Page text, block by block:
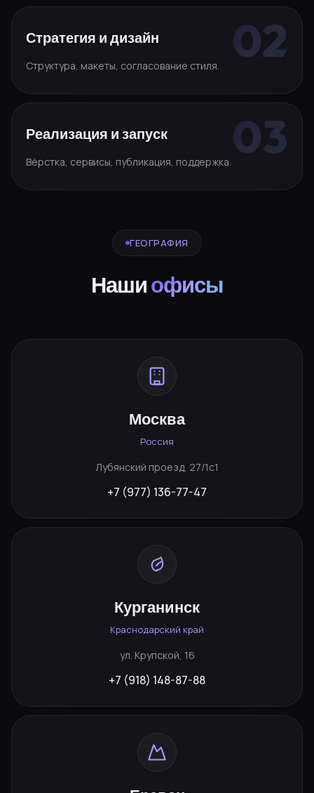
Стратегия и дизайн
Структура, макеты, согласование стиля.
Реализация и запуск
Вёрстка, сервисы, публикация, поддержка.
ГЕОГРАФИЯ
Нашиофисы
Москва
Россия
Лубянский проезд, 27/1с1
+7 (977) 136-77-47
Курганинск
Краснодарский край
ул. Крупской, 16
+7 (918) 148-87-88